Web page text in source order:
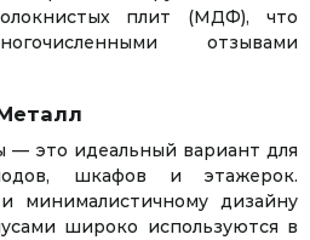
плит (МДФ), что
отзывами
— это идеальный вариант для
шкафов и этажерок.
минималистичному дизайну
широко используются в